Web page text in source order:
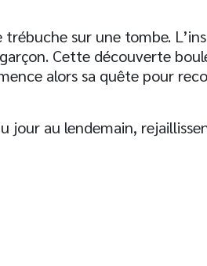
sur une tombe.
Cette découverte
alors sa quête pour
jour au lendemain,